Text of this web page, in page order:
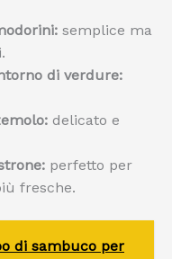
semplice ma
di verdure:
delicato e
perfetto per
fresche.
di sambuco per